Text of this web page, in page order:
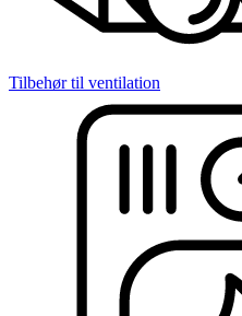
Tilbehør til ventilation